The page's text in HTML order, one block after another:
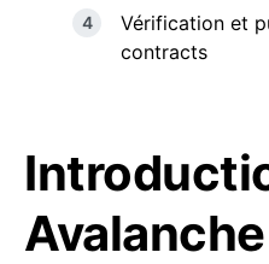
Vérification et
contracts
Avalanche